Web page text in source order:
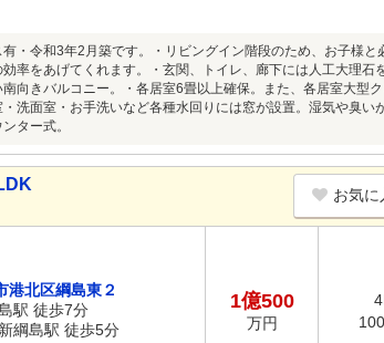
有・令和3年2月築です。・リビングイン階段のため、お子様
率をあげてくれます。・玄関、トイレ、廊下には人工大理
向きバルコニー。・各居室6畳以上確保。また、各居室大型
洗面室・お手洗いなど各種水回りには窓が設置。湿気や臭
ター式。
お気に
港北区綱島東２
駅 徒歩7分
綱島駅 徒歩5分
1億500
万円